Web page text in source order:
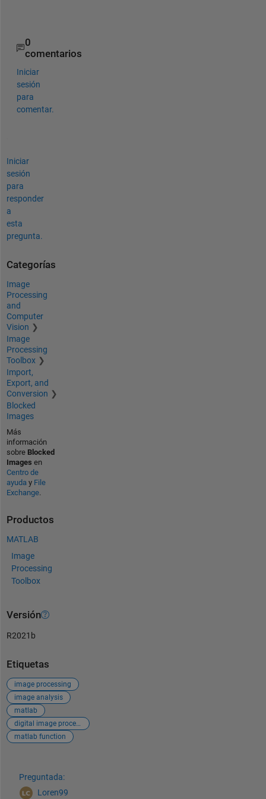
0
comentarios
Iniciar
sesión
para
comentar.
Iniciar
sesión
para
responder
a
esta
pregunta.
Categorías
Image
Processing
and
Computer
Vision
Image
Processing
Toolbox
Import,
Export, and
Conversion
Blocked
Images
Más
información
sobre Blocked
Images en
Centro de
ayuda y File
Exchange.
Productos
MATLAB
Image
Processing
Toolbox
Versión
R2021b
Etiquetas
image processing
image analysis
matlab
digital image processing
matlab function
Preguntada:
Loren99